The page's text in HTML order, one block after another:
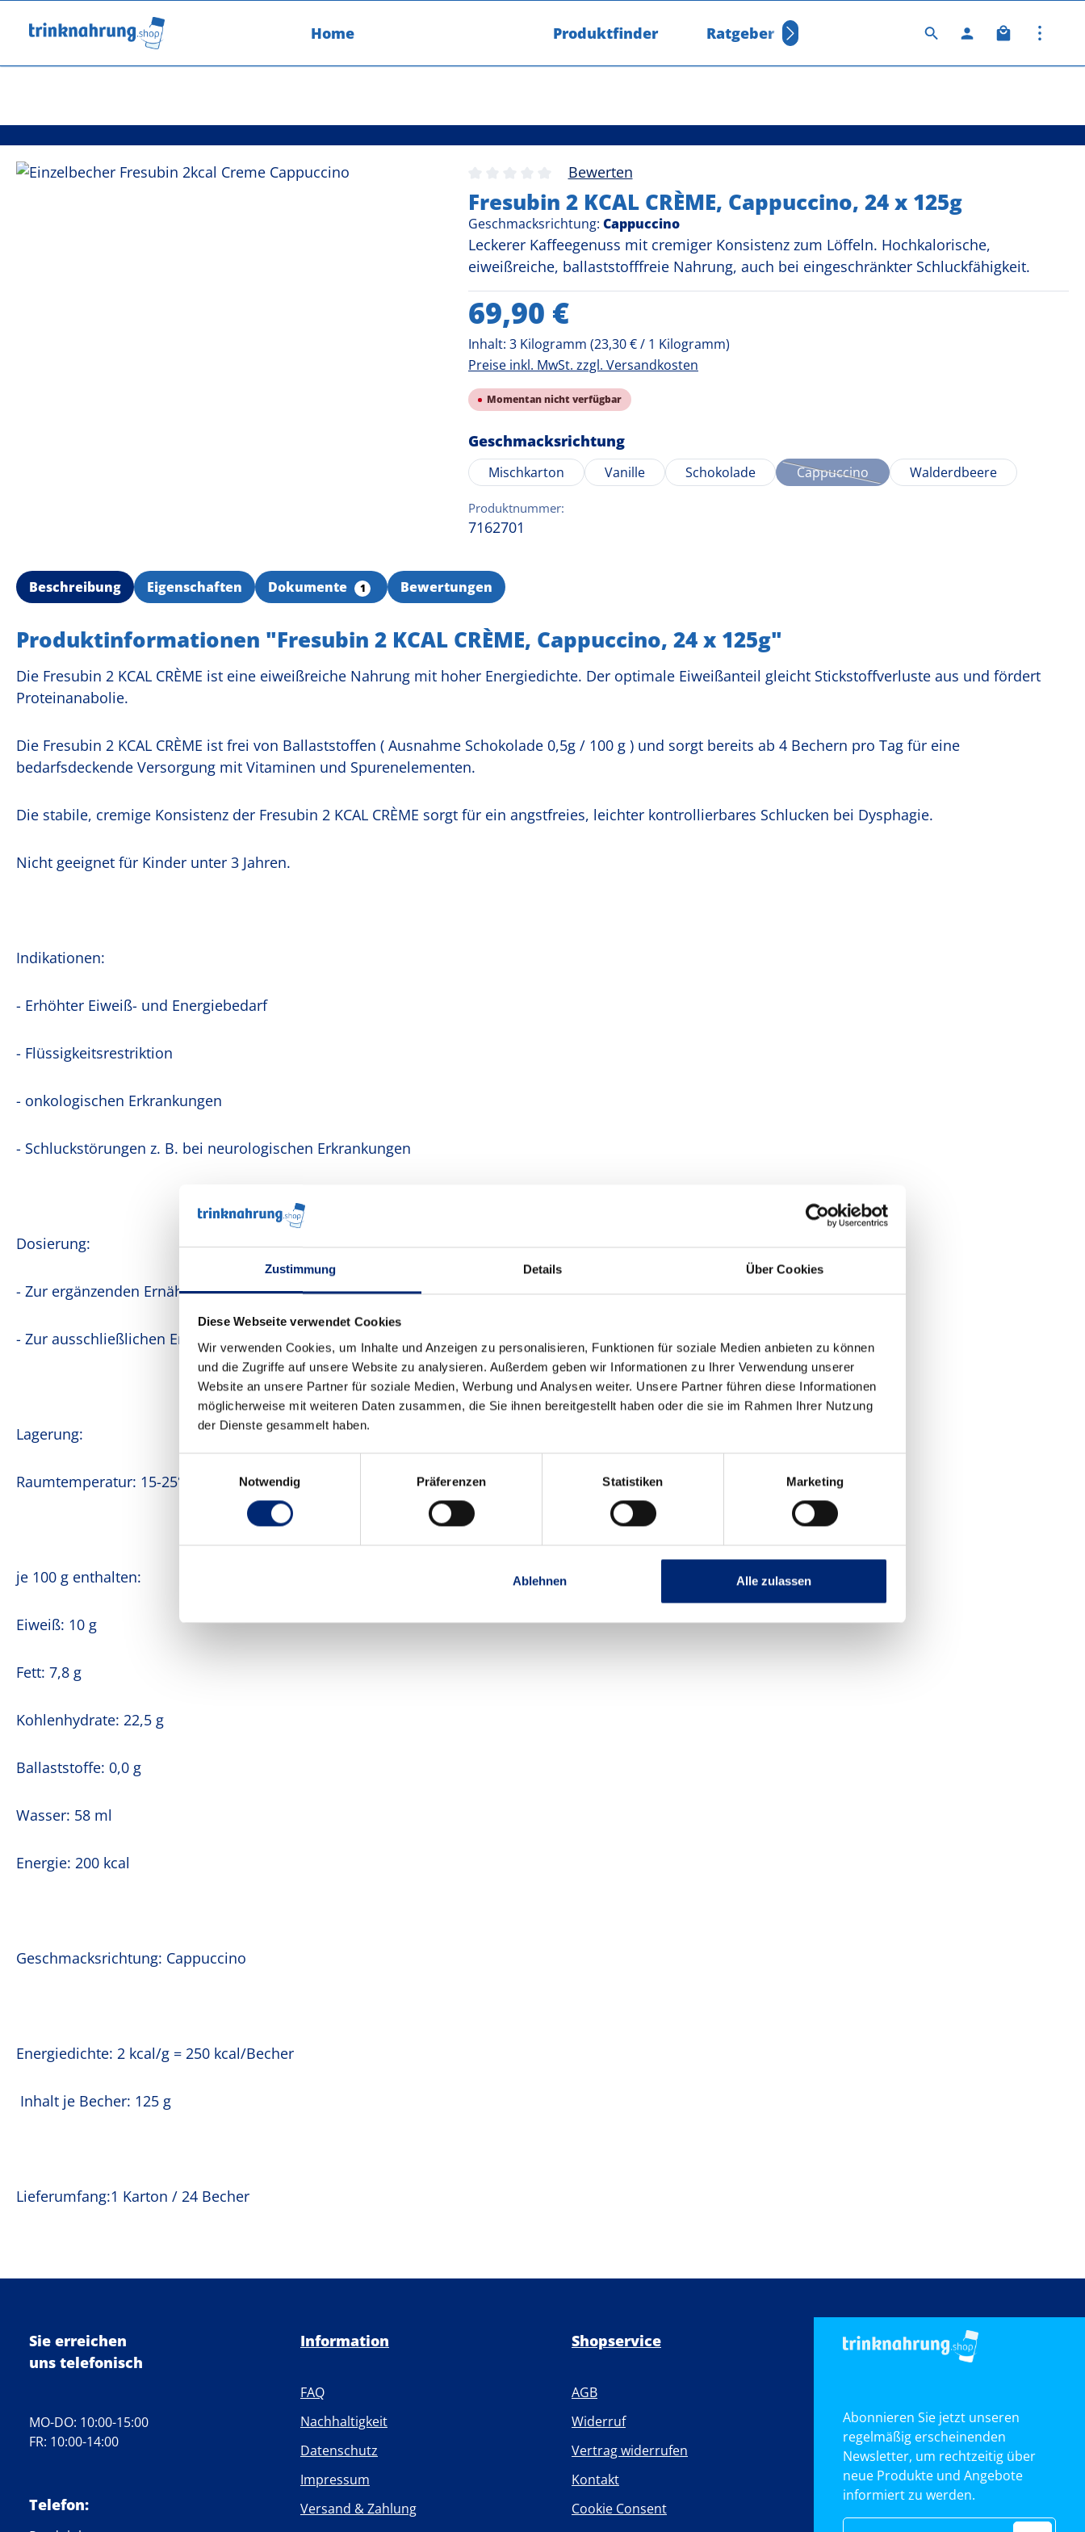
Zustimmung Details Über Cookies
Diese Webseite verwendet Cookies
Wir verwenden Cookies, um Inhalte und Anzeigen zu personalisieren, Funktionen für soziale Medien anbieten zu können
und die Zugriffe auf unsere Website zu analysieren. Außerdem geben wir Informationen zu Ihrer Verwendung unserer
Website an unsere Partner für soziale Medien, Werbung und Analysen weiter. Unsere Partner führen diese Informationen
möglicherweise mit weiteren Daten zusammen, die Sie ihnen bereitgestellt haben oder die sie im Rahmen Ihrer Nutzung
der Dienste gesammelt haben.
Notwendig
Präferenzen Statistiken Marketing
Ablehnen Alle zulassen
Hauptinhalt springen
Zur Hauptnavigation springen
Home Produktfinder Ratgeber Was ist Fresubin?
Bildergalerie überspringen
Durchschnittliche Bewertung von 0 von 5 Sternen
Bewerten
Fresubin 2 KCAL CRÈME, Cappuccino, 24 x 125g
Geschmacksrichtung: Cappuccino
Leckerer Kaffeegenuss mit cremiger Konsistenz zum Löffeln. Hochkalorische,
eiweißreiche, ballaststofffreie Nahrung, auch bei eingeschränkter Schluckfähigkeit.
Regulärer Preis:
69,90 €
Inhalt: 3 Kilogramm (23,30 € / 1 Kilogramm)
Preise inkl. MwSt. zzgl. Versandkosten
Momentan nicht verfügbar
Geschmacksrichtungauswählen
Mischkarton Vanille Schokolade Cappuccino(Diese Option ist zurzeit nicht verfügbar.)
Walderdbeere
Produktnummer:
7162701
Beschreibung Eigenschaften Dokumente 1 Bewertungen
Produktinformationen "Fresubin 2 KCAL CRÈME, Cappuccino, 24 x 125g"
Die Fresubin 2 KCAL CRÈME ist eine eiweißreiche Nahrung mit hoher Energiedichte. Der optimale Eiweißanteil gleicht Stickstoffverluste aus und fördert
Proteinanabolie.
Die Fresubin 2 KCAL CRÈME ist frei von Ballaststoffen ( Ausnahme Schokolade 0,5g / 100 g ) und sorgt bereits ab 4 Bechern pro Tag für eine
bedarfsdeckende Versorgung mit Vitaminen und Spurenelementen.
Die stabile, cremige Konsistenz der Fresubin 2 KCAL CRÈME sorgt für ein angstfreies, leichter kontrollierbares Schlucken bei Dysphagie.
Nicht geeignet für Kinder unter 3 Jahren.
Indikationen:
- Erhöhter Eiweiß- und Energiebedarf
- Flüssigkeitsrestriktion
- onkologischen Erkrankungen
- Schluckstörungen z. B. bei neurologischen Erkrankungen
Dosierung:
- Zur ergänzenden Ernährung: 3-4 Becher
- Zur ausschließlichen Ernährung: 7-8 Becher
Lagerung:
Raumtemperatur: 15-25°C
je 100 g enthalten:
Eiweiß: 10 g
Fett: 7,8 g
Kohlenhydrate: 22,5 g
Ballaststoffe: 0,0 g
Wasser: 58 ml
Energie: 200 kcal
Geschmacksrichtung: Cappuccino
Energiedichte: 2 kcal/g = 250 kcal/Becher
Inhalt je Becher: 125 g
Lieferumfang:1 Karton / 24 Becher
Sie erreichen
uns telefonisch
MO-DO: 10:00-15:00
FR: 10:00-14:00
Telefon:
Information
FAQ
Nachhaltigkeit
Datenschutz
Impressum
Versand & Zahlung
Shopservice
AGB
Widerruf
Vertrag widerrufen
Kontakt
Cookie Consent
Abonnieren Sie jetzt unseren
regelmäßig erscheinenden
Newsletter, um rechtzeitig über
neue Produkte und Angebote
informiert zu werden.
E-Mail-Adresse*